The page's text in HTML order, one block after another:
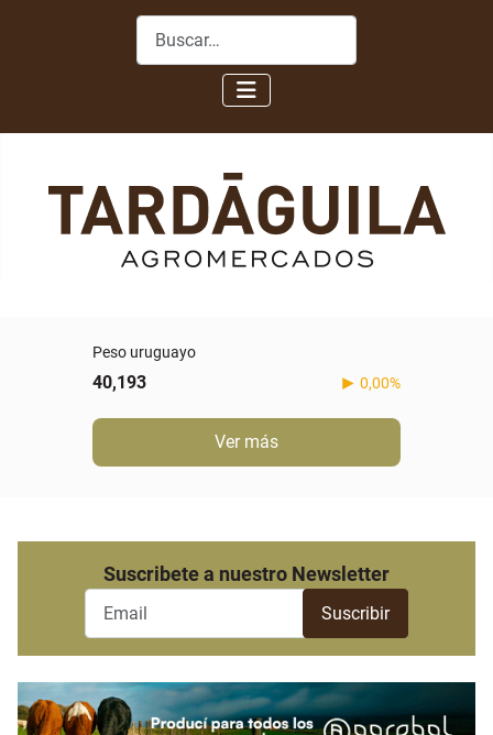
Buscar
Peso uruguayo
40,193 0,00%
Ver más
Suscribete a nuestro Newsletter